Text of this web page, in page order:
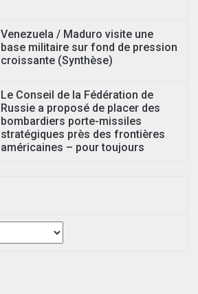
Venezuela / Maduro visite une
base militaire sur fond de pression
croissante (Synthèse)
Le Conseil de la Fédération de
Russie a proposé de placer des
bombardiers porte-missiles
stratégiques près des frontières
américaines – pour toujours